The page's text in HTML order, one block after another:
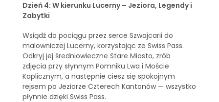
Dzień 4: W kierunku Lucerny – Jeziora, Legendy i
Zabytki
Wsiądź do pociągu przez serce Szwajcarii do
malowniczej Lucerny, korzystając ze Swiss Pass.
Odkryj jej średniowieczne Stare Miasto, zrób
zdjęcia przy słynnym Pomniku Lwa i Moście
Kaplicznym, a następnie ciesz się spokojnym
rejsem po Jeziorze Czterech Kantonów — wszystko
płynnie dzięki Swiss Pass.